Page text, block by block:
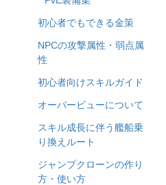
初心者でもできる金策
NPCの攻撃属性・弱点属
性
初心者向けスキルガイド
オーバービューについて
スキル成長に伴う艦船乗
り換えルート
ジャンプクローンの作り
方・使い方